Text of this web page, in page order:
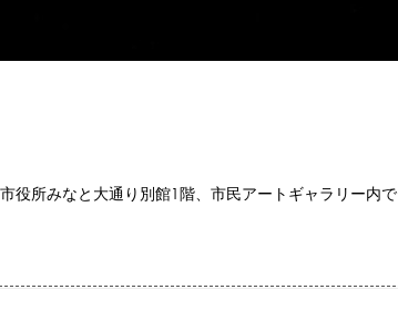
役所みなと大通り別館1階、市民アートギャラリー内で